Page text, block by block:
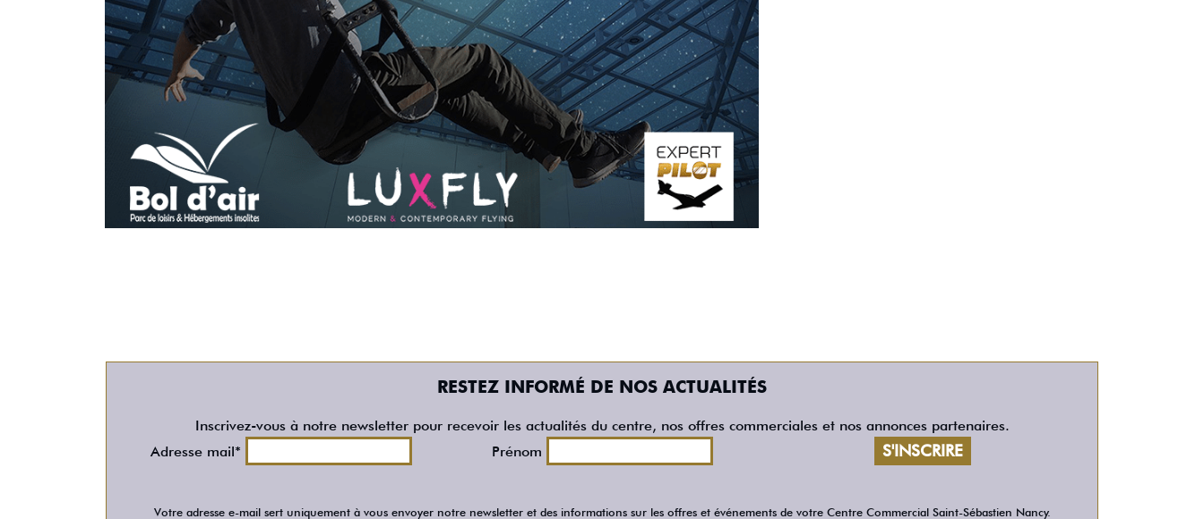
RESTEZ INFORMÉ DE NOS ACTUALITÉS
Inscrivez-vous à notre newsletter pour recevoir les actualités du centre, nos offres commerciales et nos annonces partenaires.
Adresse mail*
Prénom
Votre adresse e-mail sert uniquement à vous envoyer notre newsletter et des informations sur les offres et événements de votre Centre Commercial Saint-Sébastien Nancy.